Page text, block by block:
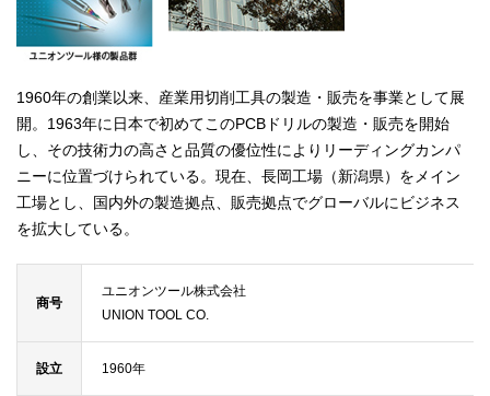
1960年の創業以来、産業用切削工具の製造・販売を事業として展
開。1963年に日本で初めてこのPCBドリルの製造・販売を開始
し、その技術力の高さと品質の優位性によりリーディングカンパ
ニーに位置づけられている。現在、長岡工場（新潟県）をメイン
工場とし、国内外の製造拠点、販売拠点でグローバルにビジネス
を拡大している。
商号
ユニオンツール株式会社
UNION TOOL CO.
設立 1960年